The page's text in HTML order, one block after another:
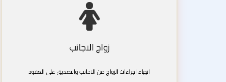
زواج الاجانب
انهاء اجراءات الزواج من الاجانب والتصديق على العقود